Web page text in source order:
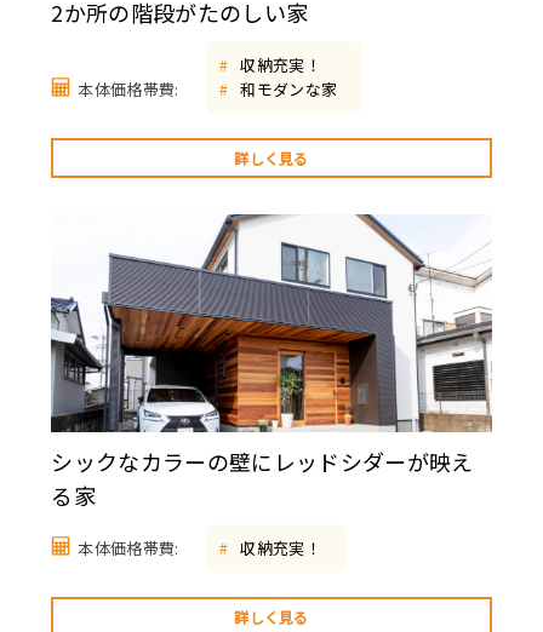
2か所の階段がたのしい家
本体価格帯費:
# 収納充実！
# 和モダンな家
詳しく見る
シックなカラーの壁にレッドシダーが映え
る家
本体価格帯費: # 収納充実！
詳しく見る